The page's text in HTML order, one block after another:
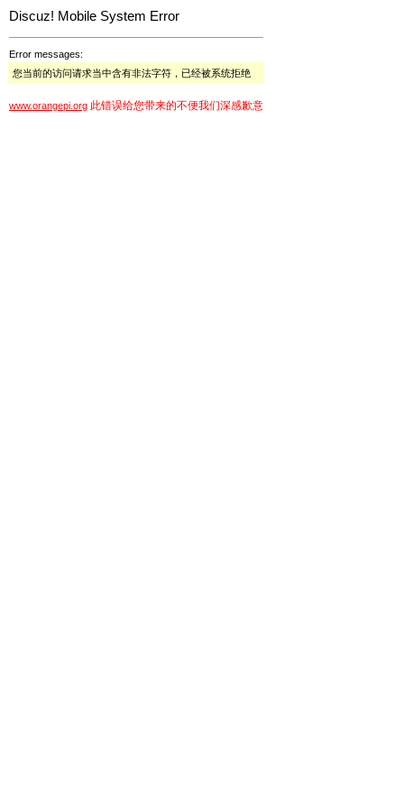
Discuz! Mobile System Error
Error messages:
您当前的访问请求当中含有非法字符，已经被系统拒绝
www.orangepi.org 此错误给您带来的不便我们深感歉意